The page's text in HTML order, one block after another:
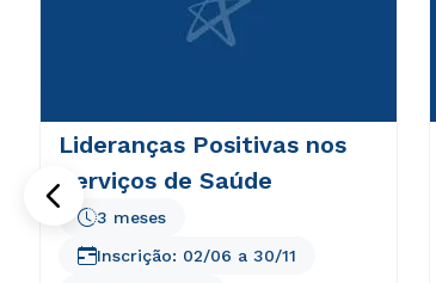
Lideranças Positivas nos
Serviços de Saúde
3 meses
Inscrição: 02/06 a 30/11